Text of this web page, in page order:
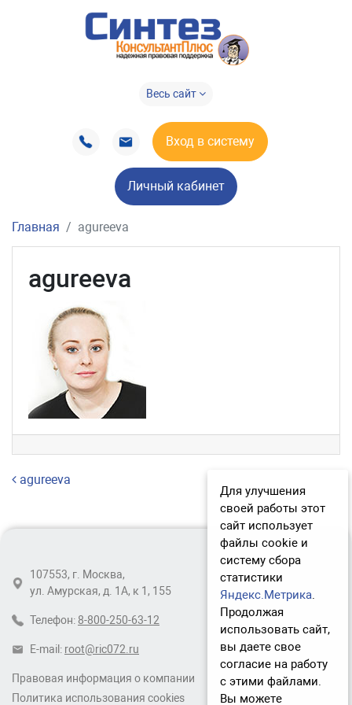
Весь сайт
Вход в систему
Личный кабинет
Главная agureeva
agureeva
Навигация по записям
agureeva
Правовая информация о компании
Политика использования cookies
107553, г. Москва,
ул. Амурская, д. 1А, к 1, 155
Телефон: 8-800-250-63-12
E-mail: root@ric072.ru
Для улучшения
своей работы этот
сайт использует
файлы cookie и
систему сбора
статистики
Яндекс.Метрика.
Продолжая
использовать сайт,
вы даете свое
согласие на работу
с этими файлами.
Вы можете